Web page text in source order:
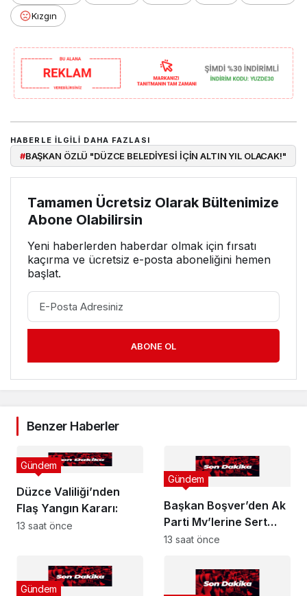
Kızgın
HABERLE ILGILI DAHA FAZLASI
#BAŞKAN ÖZLÜ "DÜZCE BELEDİYESİ İÇİN ALTIN YIL OLACAK!"
Tamamen Ücretsiz Olarak Bültenimize
Abone Olabilirsin
Yeni haberlerden haberdar olmak için fırsatı
kaçırma ve ücretsiz e-posta aboneliğini hemen
başlat.
ABONE OL
Benzer Haberler
Düzce Valiliği’nden
Flaş Yangın Kararı:
Gündem
13 saat önce
Başkan Boşver’den Ak
Parti Mv’lerine Sert
Tepki!
Gündem
13 saat önce
Gündem